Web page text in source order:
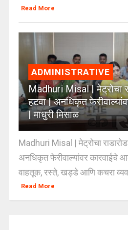
Read More
ADMINISTRATIVE
Madhuri Misal | मेट्रोचा
हटवा | अनधिकृत
| माधुरी मिसाळ
Madhuri Misal | मेट्रोचा
अनधिकृत फेरीवाल्यांवर कारवाईचे
वाहतूक, रस्ते, खड्डे आणि कचरा
Read More